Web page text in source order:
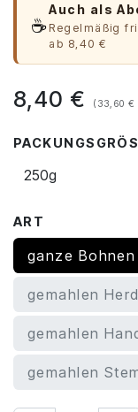
☕
Auch als
Regelmäßig
ab 8,40 €
8,40 € (33,60 €
ART
ganze Bohnen
gemahlen
gemahlen
gemahlen